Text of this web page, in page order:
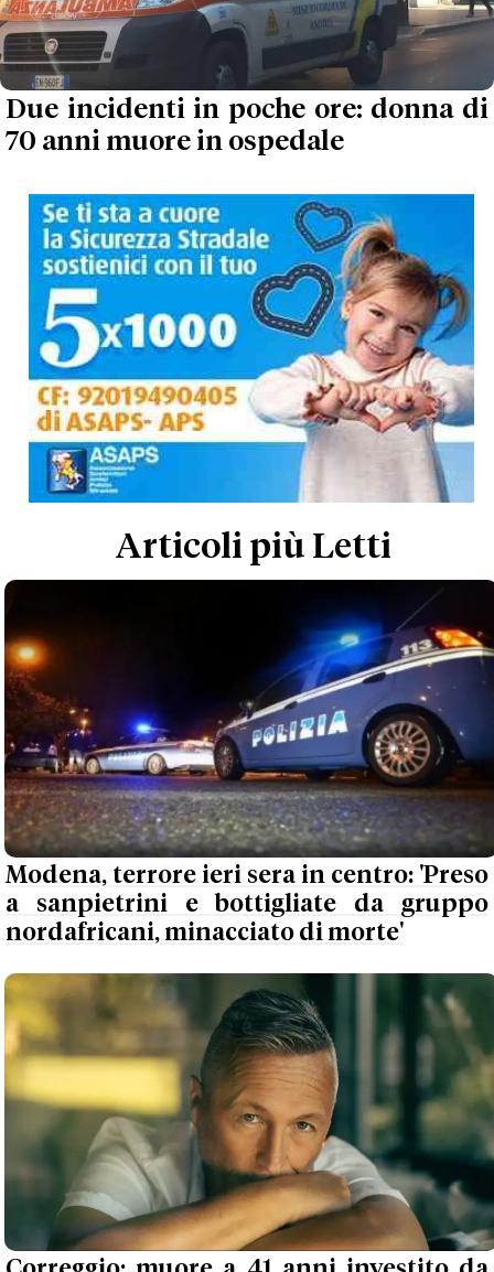
Due incidenti in poche ore: donna di
70 anni muore in ospedale
Articoli più Letti
Modena, terrore ieri sera in centro: 'Preso
a sanpietrini e bottigliate da gruppo
nordafricani, minacciato di morte'